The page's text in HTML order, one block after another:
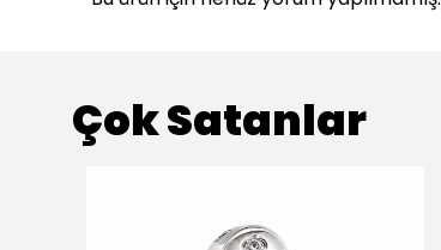
Çok Satanlar